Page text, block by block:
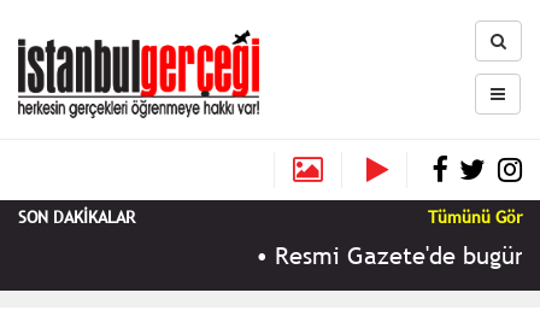
SON DAKİKALAR Tümünü Gör
Resmi Gazete'de bugün